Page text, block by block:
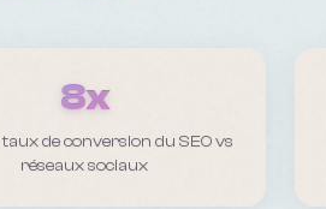
8x
de conversion du SEO vs
réseaux sociaux